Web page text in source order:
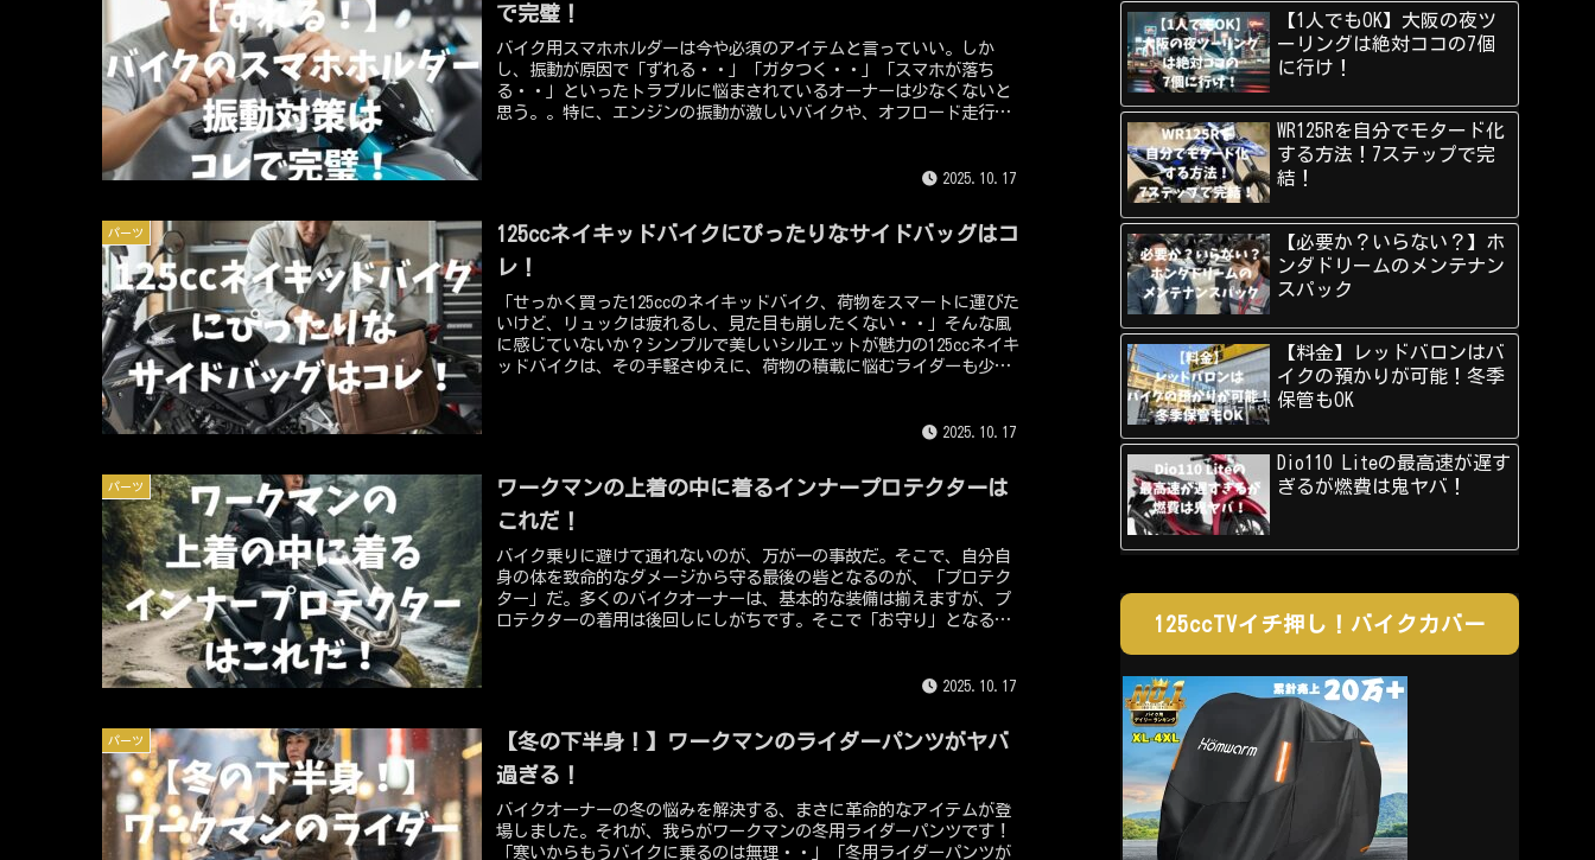
で完璧！
バイク用スマホホルダーは今や必須のアイテムと言っていい。しか
し、振動が原因で「ずれる・・」「ガタつく・・」「スマホが落ち
る・・」といったトラブルに悩まされているオーナーは少なくないと
思う。。特に、エンジンの振動が激しいバイクや、オフロード走行を
えてしまうことがあります。つまりは、振動対策ができていないバイ
きる対策、そしてプロも実践するアイテム選びのコツまで、スマホホ
ルダーの振動問題を完璧に解決する方法を徹底的に解説します。この
の振動」という悩みが消えていることでしょう！
2025.10.17
パーツ
125ccネイキッドバイクにぴったりなサイドバッグはコ
レ！
「せっかく買った125ccのネイキッドバイク、荷物をスマートに運びた
いけど、リュックは疲れるし、見た目も崩したくない・・」そんな風
に感じていないか？シンプルで美しいシルエットが魅力の125ccネイキ
ッドバイクは、その手軽さゆえに、荷物の積載に悩むライダーも少な
快適に荷物を運ぶための最強アイテム。この記事では、あなたのネイ
すめのモデルを徹底的にご紹介します。さあ、サイドバッグで、もっ
と自由で快適なバイクライフを始めよう！
2025.10.17
パーツ
ワークマンの上着の中に着るインナープロテクターは
これだ！
バイク乗りに避けて通れないのが、万が一の事故だ。そこで、自分自
身の体を致命的なダメージから守る最後の砦となるのが、「プロテク
ター」だ。多くのバイクオーナーは、基本的な装備は揃えますが、プ
ロテクターの着用は後回しにしがちです。そこで「お守り」となるの
ロテクターは単なる「お守り」ではありません。それは、衝撃を分
の科学的に設計された安全装置です。ワークマンの上着の中にインナ
ープロテクターを身につけることは、単に体を守るだけでなく、精神
的な安心感にも繋がり、心理的な安全マージンが生まれ、よりリラッ
2025.10.17
パーツ
【冬の下半身！】ワークマンのライダーパンツがヤバ
過ぎる！
バイクオーナーの冬の悩みを解決する、まさに革命的なアイテムが登
場しました。それが、我らがワークマンの冬用ライダーパンツです！
「寒いからもうバイクに乗るのは無理・・」「冬用ライダーパンツが
【1人でもOK】大阪の夜ツ
ーリングは絶対ココの7個
に行け！
WR125Rを自分でモタード化
する方法！7ステップで完
結！
【必要か？いらない？】ホ
ンダドリームのメンテナン
スパック
【料金】レッドバロンはバ
イクの預かりが可能！冬季
保管もOK
Dio110 Liteの最高速が遅す
ぎるが燃費は鬼ヤバ！
125ccTVイチ押し！バイクカバー